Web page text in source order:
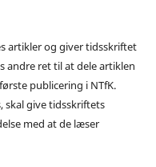
artikler og giver tidsskriftet
andre ret til at dele artiklen
publicering i NTfK.
skal give tidsskriftets
med at de læser